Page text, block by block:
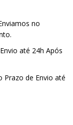
no
até 24h Após
Prazo de Envio até